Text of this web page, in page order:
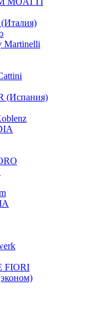
Martinelli
(Испания)
FIORI